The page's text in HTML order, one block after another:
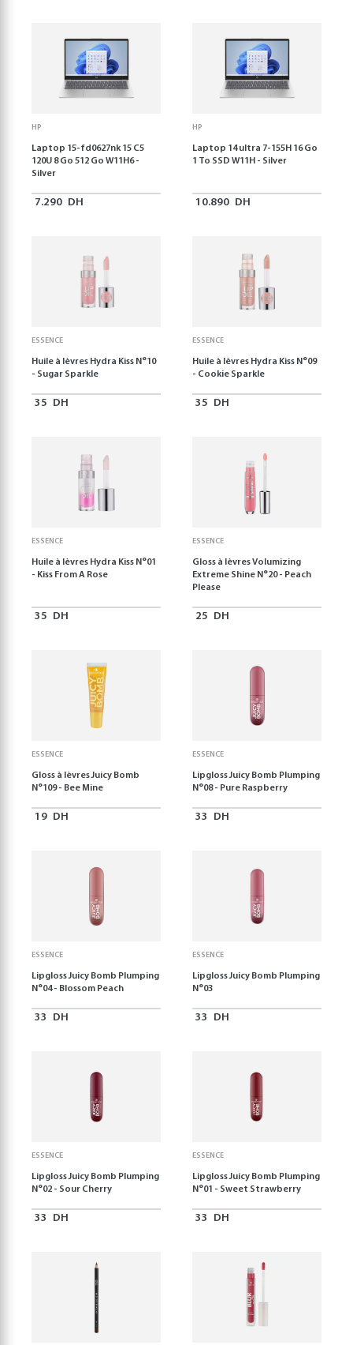
HP
Laptop 15-fd0627nk 15 C5
120U 8 Go 512 Go W11H6 -
Silver
7.290 DH
HP
Laptop 14 ultra 7-155H 16 Go
1 To SSD W11H - Silver
10.890 DH
ESSENCE
Huile à lèvres Hydra Kiss N°10
- Sugar Sparkle
35 DH
ESSENCE
Huile à lèvres Hydra Kiss N°09
- Cookie Sparkle
35 DH
ESSENCE
Huile à lèvres Hydra Kiss N°01
- Kiss From A Rose
35 DH
ESSENCE
Gloss à lèvres Volumizing
Extreme Shine N°20 - Peach
Please
25 DH
ESSENCE
Gloss à lèvres Juicy Bomb
N°109 - Bee Mine
19 DH
ESSENCE
Lipgloss Juicy Bomb Plumping
N°08 - Pure Raspberry
33 DH
ESSENCE
Lipgloss Juicy Bomb Plumping
N°04 - Blossom Peach
33 DH
ESSENCE
Lipgloss Juicy Bomb Plumping
N°03
33 DH
ESSENCE
Lipgloss Juicy Bomb Plumping
N°02 - Sour Cherry
33 DH
ESSENCE
Lipgloss Juicy Bomb Plumping
N°01 - Sweet Strawberry
33 DH